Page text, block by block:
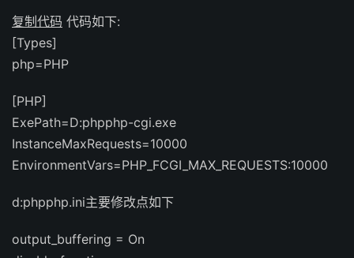
复制代码 代码如下:
[Types]
php=PHP
[PHP]
ExePath=D:phpphp-cgi.exe
InstanceMaxRequests=10000
EnvironmentVars=PHP_FCGI_MAX_REQUESTS:10000
d:phpphp.ini主要修改点如下
output_buffering = On